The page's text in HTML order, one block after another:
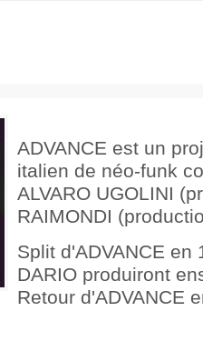
ADVANCE est un
italien de néo-funk
ALVARO UGOLINI
RAIMONDI
Split d'ADVANCE en
DARIO produiront
Retour d'ADVANCE